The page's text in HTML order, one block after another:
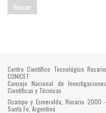
Centro Científico Tecnológico Rosario
CONICET
Consejo Nacional de Investigaciones
Científicas y Técnicas
Ocampo y Esmeralda, Rosario 2000 -
Santa Fe, Argentina